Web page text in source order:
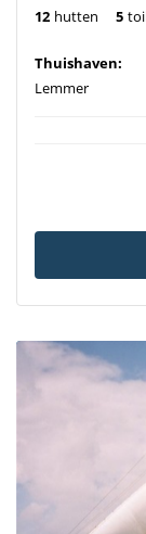
12 hutten 5
Thuishaven:
Lemmer